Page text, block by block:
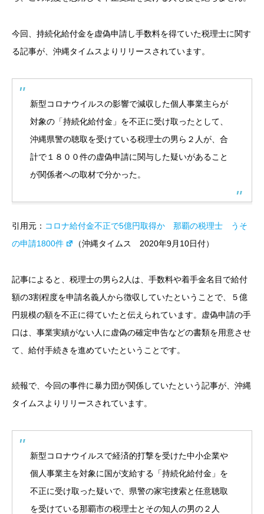
今回、持続化給付金を虚偽申請し手数料を得ていた税理士に関す
る記事が、 沖縄タイムスよりリリースされています。
新型コロナウイルスの影響で減収した個人事業主らが
対象の「持続化給付金」を不正に受け取ったとして、
沖縄県警の聴取を受けている税理士の男ら２人が、合
計で１８００件の虚偽申請に関与した疑いがあること
が関係者への取材で分かった。
引用元： コロナ給付金不正で5億円取得か 那覇の税理士 うそ
の申請1800件
（沖縄タイムス 2020年9月10日付）
記事によると、税理士の男ら2人は、手数料や着手金名目で給付
額の3割程度を申請名義人から徴収していたということで、５億
円規模の額を不正に得ていたと伝えられています。虚偽申請の手
口は、事業実績がない人に虚偽の確定申告などの書類を用意させ
て、給付手続きを進めていたということです。
続報で、今回の事件に暴力団が関係していたという記事が、 沖縄
タイムスよりリリースされています。
新型コロナウイルスで経済的打撃を受けた中小企業や
個人事業主を対象に国が支給する「持続化給付金」を
不正に受け取った疑いで、県警の家宅捜索と任意聴取
を受けている那覇市の税理士とその知人の男の２人